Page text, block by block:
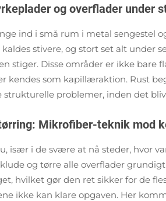
og overflader under
ind i små rum i metal sengestel
stivere, og stort set alt
stiger. Disse områder er ikke bare
kendes som kapillæraktion. Rust
strukturelle problemer, inden det
Mikrofiber-teknik mod
især i de svære at nå steder, hvor
og tørre alle overflader
hvilket gør den ret sikker for de
ikke kan klare opgaven. Her